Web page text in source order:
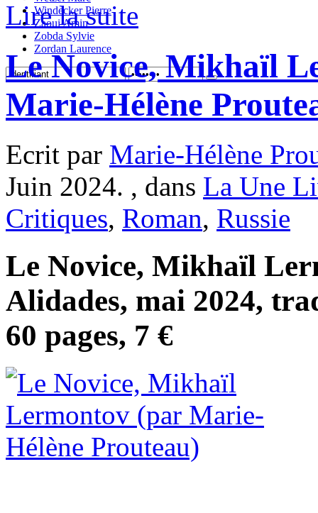
Windecker Pierre
Zaoui Amin
Zobda Sylvie
Zordan Laurence
Lire la suite
Le Novice, Mikhaïl
Marie-Hélène
Ecrit par Marie-Hélène
Juin 2024. , dans La Une
Critiques, Roman, Russie
Le Novice, Mikhaïl
Alidades, mai 2024,
60 pages, 7 €